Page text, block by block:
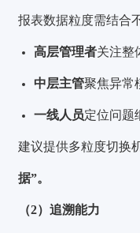
报表数据粒度需结合
高层管理者关注整
中层主管聚焦异常
一线人员定位问题
建议提供多粒度切换
据”。
（2）追溯能力